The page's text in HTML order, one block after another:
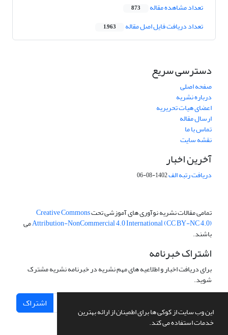
این وب سایت از کوکی ها برای اطمینان از ارائه بهترین
خدمات استفاده می کند.
تعداد مشاهده مقاله 873
تعداد دریافت فایل اصل مقاله 1,963
دسترسی سریع
صفحه اصلی
درباره نشریه
اعضای هیات تحریریه
ارسال مقاله
تماس با ما
نقشه سایت
آخرین اخبار
دریافت رتبه الف1402-08-06
تمامی مقالات نشریه نوآوری های آموزشی تحتCreative Commons
Attribution-NonCommercial 4.0 International (CC BY-NC 4.0)می
باشند.
اشتراک خبرنامه
برای دریافت اخبار و اطلاعیه های مهم نشریه در خبرنامه نشریه مشترک
شوید.
اشتراک